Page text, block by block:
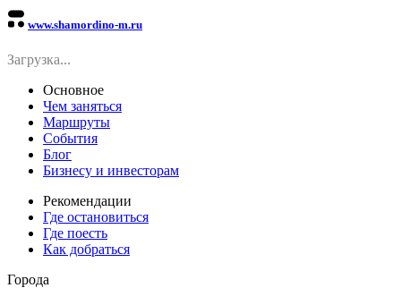
www.shamordino-m.ru
Загрузка...
Основное
Чем заняться
Маршруты
События
Блог
Бизнесу и инвесторам
Рекомендации
Где остановиться
Где поесть
Как добраться
Города